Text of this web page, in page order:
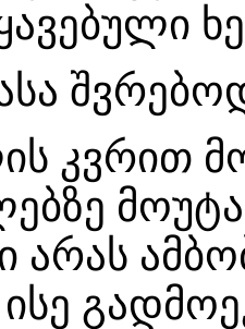
კვრით
არას